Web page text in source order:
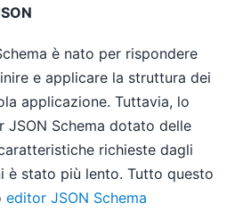
è nato per rispondere
e applicare la struttura dei
applicazione. Tuttavia, lo
JSON Schema dotato delle
richieste dagli
è stato più lento. Tutto questo
editor JSON Schema